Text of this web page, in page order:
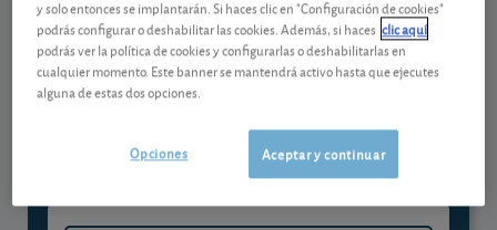
Gestiona tu dinero con visión
experta
para ti
y solo entonces se implantarán. Si haces clic en "Configuración de cookies"
podrás configurar o deshabilitar las cookies. Además, si haces clic aquí
podrás ver la política de cookies y configurarlas o deshabilitarlas en
cualquier momento. Este banner se mantendrá activo hasta que ejecutes
alguna de estas dos opciones.
Aceptar y continuar
Opciones